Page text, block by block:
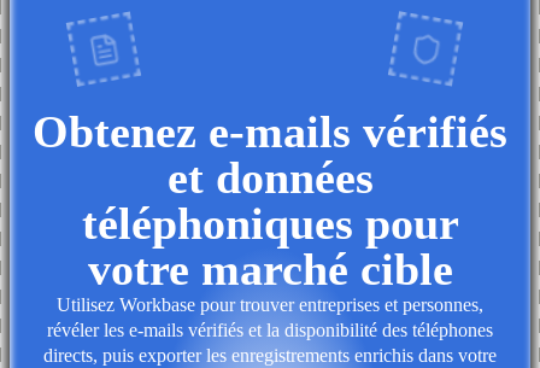
Obtenez e-mails vérifiés
et données
téléphoniques pour
votre marché cible
Utilisez Workbase pour trouver entreprises et personnes,
révéler les e-mails vérifiés et la disponibilité des téléphones
directs, puis exporter les enregistrements enrichis dans votre